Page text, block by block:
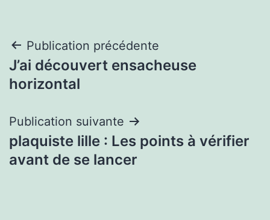
Navigation
de
Publication précédente
J’ai découvert ensacheuse
horizontal
Publication suivante
plaquiste lille : Les points à vérifier
avant de se lancer